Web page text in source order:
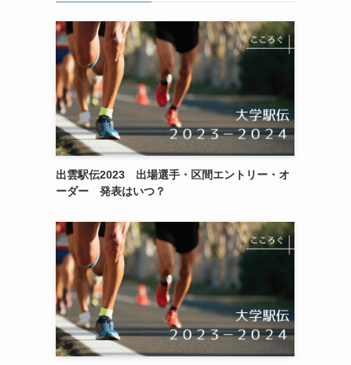
出雲駅伝2023 出場選手・区間エントリー・オ
ーダー 発表はいつ？